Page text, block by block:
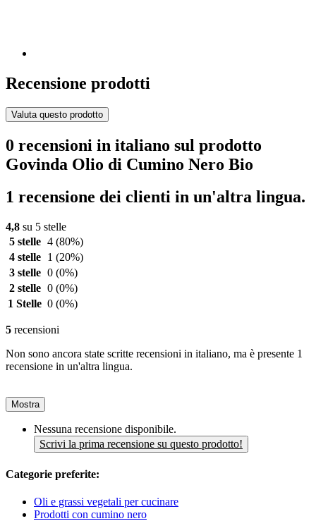
Recensione prodotti
Valuta questo prodotto
0 recensioni in italiano sul prodotto
Govinda Olio di Cumino Nero Bio
1 recensione dei clienti in un'altra lingua.
4,8 su 5 stelle
5 stelle 4 (80%)
4 stelle
1 (20%)
3 stelle 0 (0%)
2 stelle 0 (0%)
1 Stelle 0 (0%)
5 recensioni
Non sono ancora state scritte recensioni in italiano, ma è presente 1
recensione in un'altra lingua.
Mostra
Nessuna recensione disponibile.
Scrivi la prima recensione su questo prodotto!
Categorie preferite:
Oli e grassi vegetali per cucinare
Prodotti con cumino nero